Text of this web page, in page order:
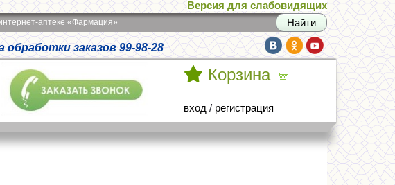
Версия для слабовидящих
аптеке «Фармация»
обработки заказов 99-98-28
Корзина
вход / регистрация